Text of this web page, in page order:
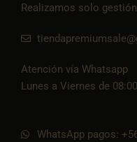
Realizamos solo
Atención vía Whatsapp
Lunes a Viernes de
WhatsApp pagos: